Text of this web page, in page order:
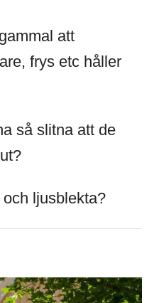
att
frys etc håller
så slitna att de
ljusblekta?